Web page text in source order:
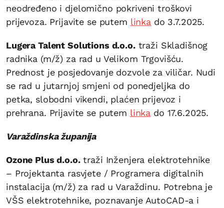
neodređeno i djelomično pokriveni troškovi
prijevoza. Prijavite se putem linka do 3.7.2025.
Lugera Talent Solutions d.o.o.traži Skladišnog
radnika (m/ž) za rad u Velikom Trgovišću.
Prednost je posjedovanje dozvole za viličar. Nudi
se rad u jutarnjoj smjeni od ponedjeljka do
petka, slobodni vikendi, plaćen prijevoz i
prehrana. Prijavite se putem linka do 17.6.2025.
Varaždinska županija
Ozone Plus d.o.o.traži Inženjera elektrotehnike
– Projektanta rasvjete / Programera digitalnih
instalacija (m/ž) za rad u Varaždinu. Potrebna je
VŠS elektrotehnike, poznavanje AutoCAD-a i